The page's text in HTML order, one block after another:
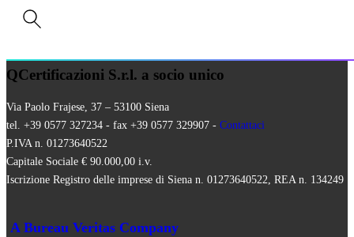
QCertificazioni S.r.l. a socio unico
Via Paolo Frajese, 37 – 53100 Siena
tel. +39 0577 327234 - fax +39 0577 329907 - Contattaci
P.IVA n. 01273640522
Capitale Sociale € 90.000,00 i.v.
Iscrizione Registro delle imprese di Siena n. 01273640522, REA n. 134249
A Bureau Veritas Company